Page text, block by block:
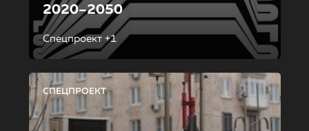
2020–2050
Спецпроект +1
СПЕЦПРОЕКТ